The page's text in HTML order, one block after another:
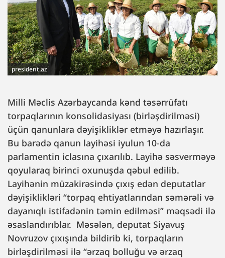
president.az
Milli Məclis Azərbaycanda kənd təsərrüfatı
torpaqlarının konsolidasiyası (birləşdirilməsi)
üçün qanunlara dəyişikliklər etməyə hazırlaşır.
Bu barədə qanun layihəsi iyulun 10-da
parlamentin iclasına çıxarılıb. Layihə səsverməyə
qoyularaq birinci oxunuşda qəbul edilib.
Layihənin müzakirəsində çıxış edən deputatlar
dəyişiklikləri “torpaq ehtiyatlarından səmərəli və
dayanıqlı istifadənin təmin edilməsi” məqsədi ilə
əsaslandırıblar. Məsələn, deputat Siyavuş
Novruzov çıxışında bildirib ki, torpaqların
birləşdirilməsi ilə “ərzaq bolluğu və ərzaq